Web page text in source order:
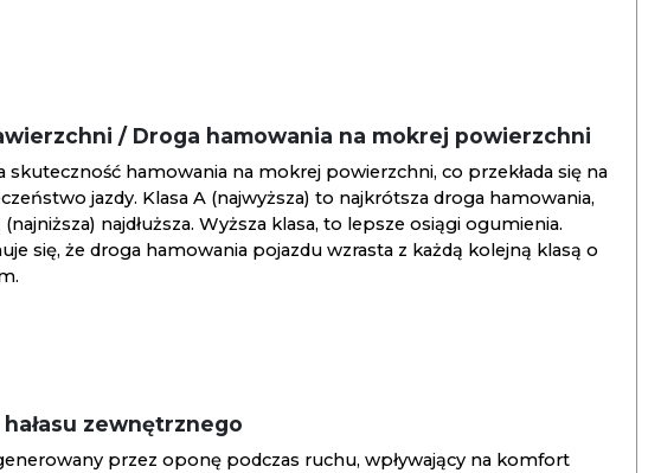
/ Droga hamowania na mokrej powierzchni
skuteczność hamowania na mokrej powierzchni, co przekłada się na
jazdy. Klasa A (najwyższa) to najkrótsza droga hamowania,
(najniższa) najdłuższa. Wyższa klasa, to lepsze osiągi ogumienia.
się, że droga hamowania pojazdu wzrasta z każdą kolejną klasą o
zewnętrznego
przez oponę podczas ruchu, wpływający na komfort